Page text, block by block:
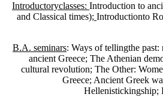
Introductoryclasses: Introduction to
and Classical times); Introductionto
B.A. seminars: Ways of tellingthe
ancient Greece; The Athenian
cultural revolution; The Other:
Greece; Ancient Greek
Hellenistickingship;